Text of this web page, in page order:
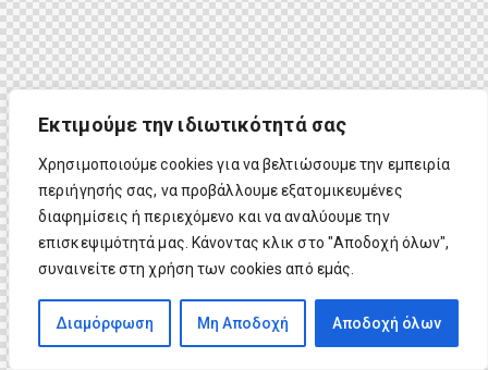
Εκτιμούμε την ιδιωτικότητά σας
Χρησιμοποιούμε cookies για να βελτιώσουμε την εμπειρία
περιήγησής σας, να προβάλλουμε εξατομικευμένες
διαφημίσεις ή περιεχόμενο και να αναλύουμε την
επισκεψιμότητά μας. Κάνοντας κλικ στο "Αποδοχή όλων",
συναινείτε στη χρήση των cookies από εμάς.
Διαμόρφωση Μη Αποδοχή Αποδοχή όλων